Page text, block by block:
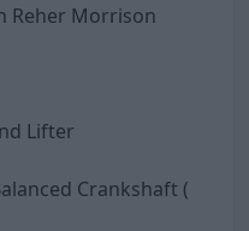
Reher Morrison
Lifter
Crankshaft (